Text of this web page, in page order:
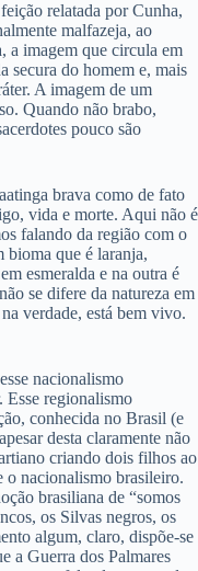
relatada por Cunha,
malfazeja, ao
a imagem que circula em
secura do homem e, mais
A imagem de um
Quando não brabo,
pouco são
brava como de fato
vida e morte. Aqui não é
falando da região com o
que é laranja,
esmeralda e na outra é
se difere da natureza em
verdade, está bem vivo.
nacionalismo
Esse regionalismo
conhecida no Brasil (e
desta claramente não
criando dois filhos ao
o nacionalismo brasileiro.
brasiliana de “somos
os Silvas negros, os
algum, claro, dispõe-se
a Guerra dos Palmares